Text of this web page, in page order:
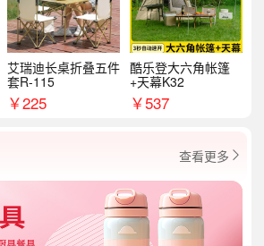
艾瑞迪长桌折叠五件
套R-115
￥225
酷乐登大六角帐篷
+天幕K32
￥537
查看更多 